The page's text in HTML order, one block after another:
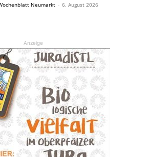
Neumarkt - 6. August 2026
Anzeige